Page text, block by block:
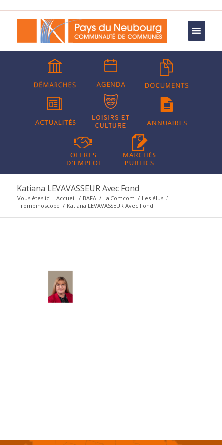
Katiana LEVAVASSEUR Avec Fond
Vous êtes ici : Accueil / BAFA / La Comcom / Les élus /
Trombinoscope / Katiana LEVAVASSEUR Avec Fond